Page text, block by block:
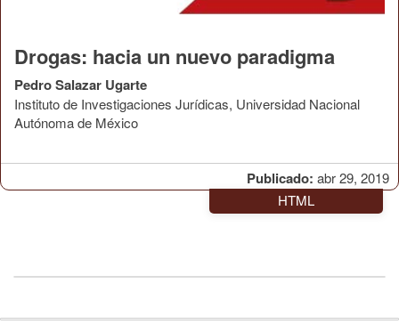
Publicado: abr 29, 2019
Drogas: hacia un nuevo paradigma
Pedro Salazar Ugarte
Instituto de Investigaciones Jurídicas, Universidad Nacional
Autónoma de México
HTML